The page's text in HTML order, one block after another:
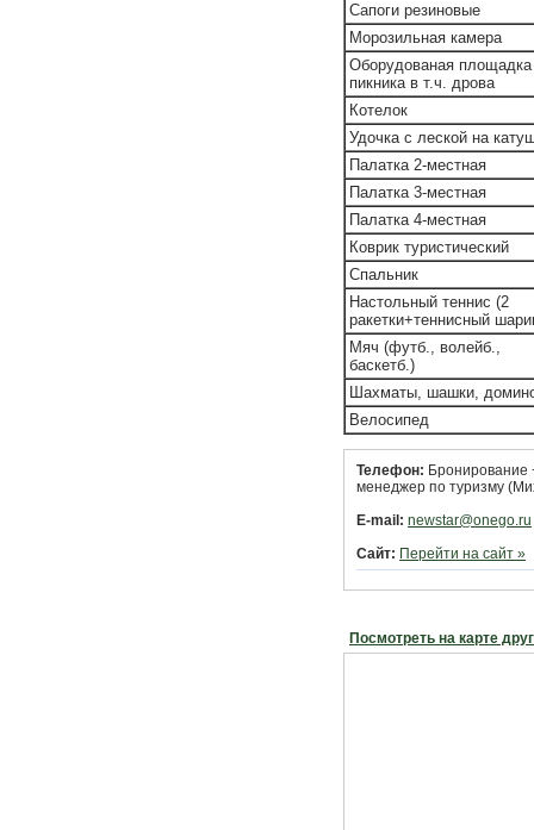
Сапоги резиновые
Морозильная камера
Оборудованая
пикника в т.ч. дрова
Котелок
Удочка с леской на
Палатка 2-местная
Палатка 3-местная
Палатка 4-местная
Коврик туристический
Спальник
Настольный теннис (2
ракетки+теннисный
Мяч (футб., волейб.,
баскетб.)
Шахматы, шашки,
Велосипед
Телефон: Бронирование
менеджер по туризму
E-mail: newstar@onego.ru
Сайт: Перейти на сайт »
Посмотреть на карте